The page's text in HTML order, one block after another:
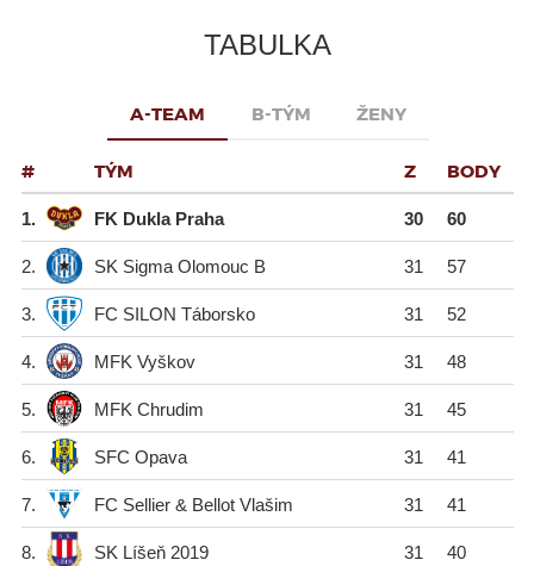
TABULKA
A-TEAM B-TÝM ŽENY
P TÝM Z B
1. FK Dukla Praha 30 60
2. SK Sigma Olomouc B 31 57
3. FC SILON Táborsko 31 52
4. MFK Vyškov 31 48
5. MFK Chrudim 31 45
6. SFC Opava 31 41
7. FC Sellier & Bellot Vlašim 31 41
8. SK Líšeň 2019 31 40